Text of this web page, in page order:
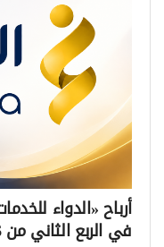
في الربع الثاني من 2026